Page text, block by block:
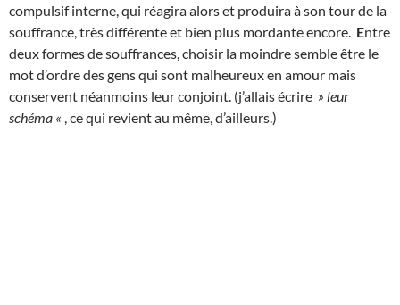
compulsif interne, qui réagira alors et produira à son tour de la
souffrance, très différente et bien plus mordante encore. Entre
deux formes de souffrances, choisir la moindre semble être le
mot d’ordre des gens qui sont malheureux en amour mais
conservent néanmoins leur conjoint. (j’allais écrire » leur
schéma « , ce qui revient au même, d’ailleurs.)